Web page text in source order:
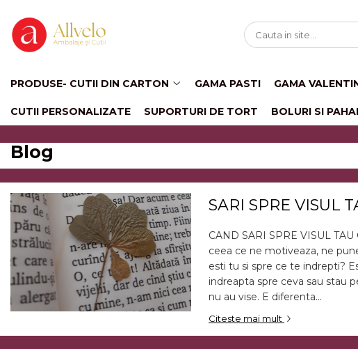
Produse- CUTII DIN CARTON
CUTII CU FEREASTRA
CUTII DESCHISE CU FEREASTRA
CUTII PENTRU MACARONS CU
FEREASTRA DANTELATA
CUTII TORT/MINITORTULETE CU
FEREASTRA DANTELATA
CUTII CU FEREASTRA PENTRU
MINI-PRAJITURI
CUTII CU MANER PENTRU
PRAJITURI/ TORTURI
CUTII DE TORT SMART-CAKE
BOLURI SI PAHARE DIN CARTON
PRODUSE- CUTII DIN CARTON GAMA PASTI GAMA
CUTII PERSONALIZATE SUPORTURI DE TORT BOLURI SI
Blog
SARI SPRE VISUL
CAND SARI SPRE VISUL
ceea ce ne motiveaza, ne
esti tu si spre ce te indrepti?
indreapta spre ceva sau stau
nu au vise. E diferenta...
Citeste mai mult